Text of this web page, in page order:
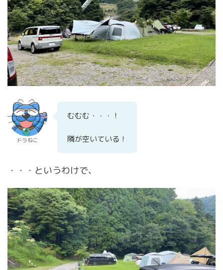
ドラねこ
むむむ・・・！
隣が空いている！
・・・というわけで、